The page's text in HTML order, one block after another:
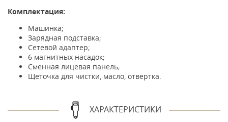
Комплектация:
Машинка;
Зарядная подставка;
Сетевой адаптер;
6 магнитных насадок;
Сменная лицевая панель;
Щеточка для чистки, масло, отвертка.
ХАРАКТЕРИСТИКИ